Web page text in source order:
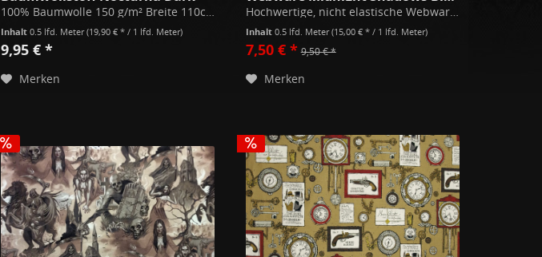
Inhalt0.5 lfd. Meter(19,90 € * / 1 lfd. Meter)
9,95 € *
Merken
Hochwertige, nicht elastische Webware mit tollem Fall für Bekleidung, Quilting oder Taschen. Aufwändig veredelt für langlebige Farben auch nach vielen Wäschen. 100% Baumwolle 150 g/m² Breite 110cm Rapport 60cm Bei 30°C waschen, mit...
Inhalt 0.5 lfd. Meter(15,00 € * / 1 lfd. Meter)
7,50 € * 9,50 € *
Merken